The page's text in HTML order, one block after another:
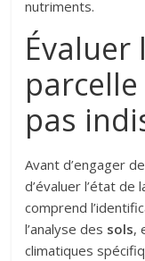
nutriments.
Évaluer
pas
Avant d’engager
d’évaluer l’état
comprend
l’analyse des sols,
climatiques